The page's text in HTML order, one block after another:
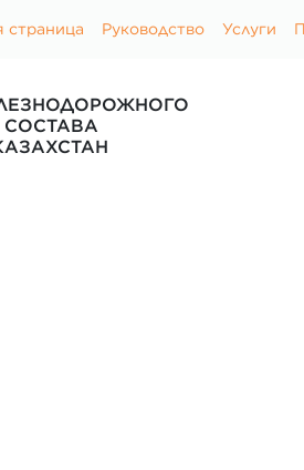
страница Руководство Услуги